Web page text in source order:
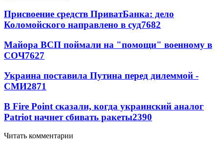
Присвоение средств ПриватБанка: дело
Коломойского направлено в суд7682
Майора ВСП поймали на "помощи" военному в
СОЧ7627
Украина поставила Путина перед дилеммой -
СМИ2871
В Fire Point сказали, когда украинский аналог
Patriot начнет сбивать ракеты2390
Читать комментарии